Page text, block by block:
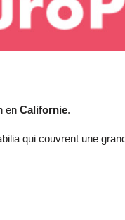
en Californie.
qui couvrent une